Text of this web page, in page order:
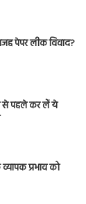
पेपर लीक विवाद?
से पहले कर लें ये
व्यापक प्रभाव को